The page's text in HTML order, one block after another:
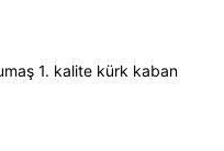
1. kalite kürk kaban